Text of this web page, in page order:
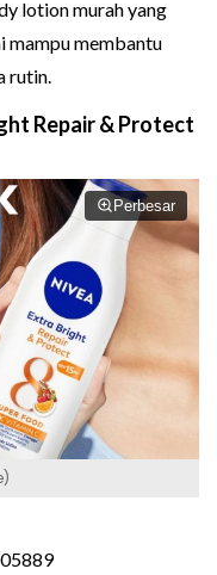
lotion murah yang
mampu membantu
rutin.
Repair & Protect
Perbesar